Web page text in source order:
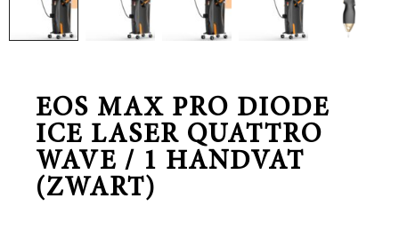
EOS MAX PRO DIODE
ICE LASER QUATTRO
WAVE / 1 HANDVAT
(ZWART)